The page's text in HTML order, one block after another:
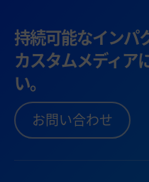
持続可能なインパ
カスタムメディア
い。
お問い合わせ